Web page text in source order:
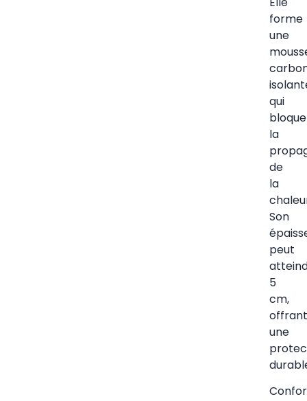
forme
une
qui
bloque
la
de
la
Son
peut
5
cm,
offrant
une